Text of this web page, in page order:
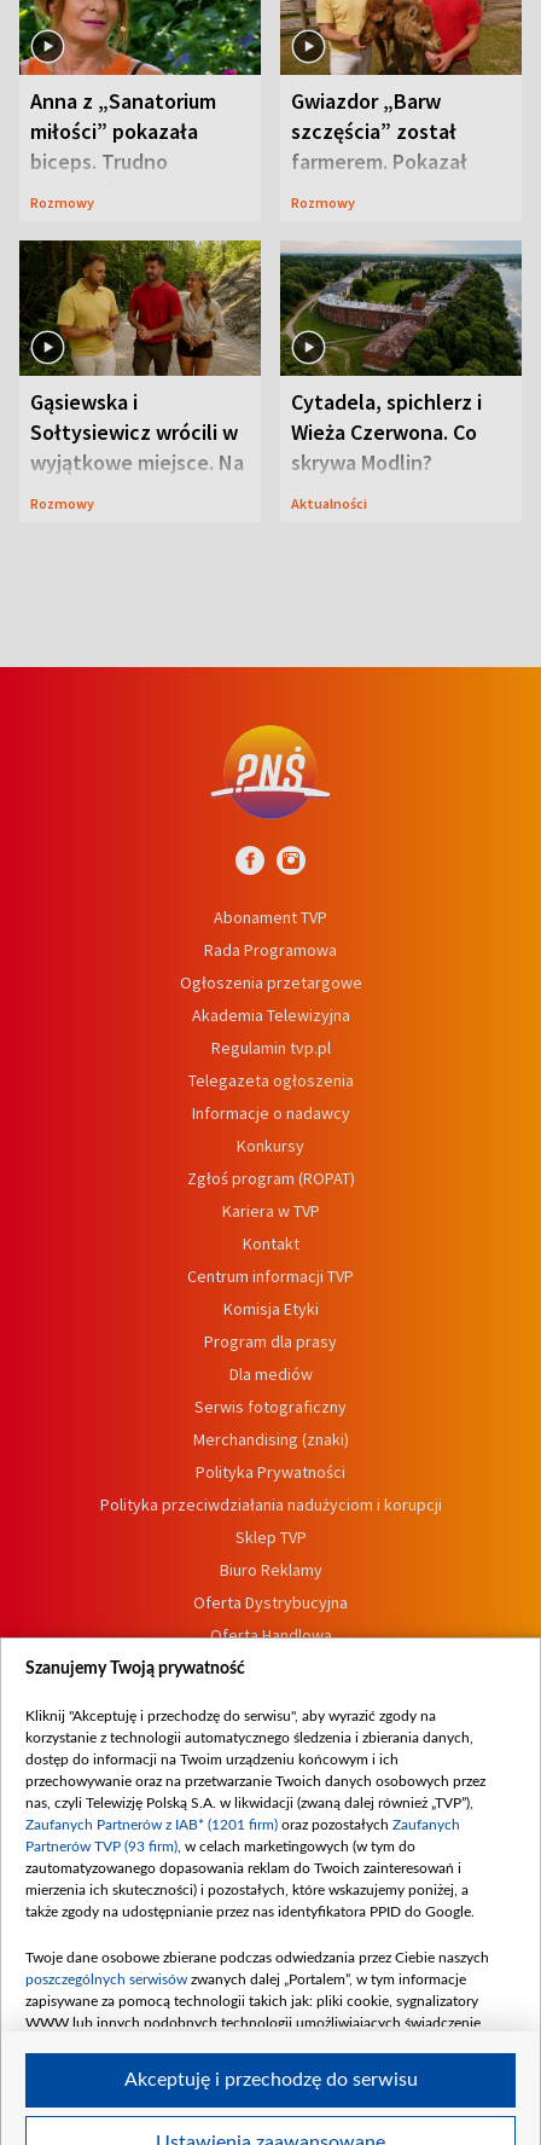
Anna z „Sanatorium
miłości” pokazała
biceps. Trudno
uwierzyć, co przeszła
Rozmowy
Gwiazdor „Barw
szczęścia” został
farmerem. Pokazał
swoje niezwykłe
Rozmowy
Gąsiewska i
Sołtysiewicz wrócili w
wyjątkowe miejsce. Na
szlaku czekał
Rozmowy
Cytadela, spichlerz i
Wieża Czerwona. Co
skrywa Modlin?
Aktualności
Abonament TVP
Rada Programowa
Ogłoszenia przetargowe
Akademia Telewizyjna
Regulamin tvp.pl
Telegazeta ogłoszenia
Informacje o nadawcy
Konkursy
Zgłoś program (ROPAT)
Kariera w TVP
Kontakt
Centrum informacji TVP
Komisja Etyki
Program dla prasy
Dla mediów
Serwis fotograficzny
Merchandising (znaki)
Polityka Prywatności
Polityka przeciwdziałania nadużyciom i korupcji
Sklep TVP
Biuro Reklamy
Oferta Dystrybucyjna
Oferta Handlowa
Dostępność
Procedura zgłoszeń wewnętrznych
Szanujemy Twoją prywatność
Kliknij "Akceptuję i przechodzę do serwisu", aby wyrazić zgody na
korzystanie z technologii automatycznego śledzenia i zbierania danych,
dostęp do informacji na Twoim urządzeniu końcowym i ich
przechowywanie oraz na przetwarzanie Twoich danych osobowych przez
nas, czyli Telewizję Polską S.A. w likwidacji (zwaną dalej również „TVP”),
Zaufanych Partnerów z IAB* (1201 firm) oraz pozostałych Zaufanych
Partnerów TVP (93 firm) , w celach marketingowych (w tym do
zautomatyzowanego dopasowania reklam do Twoich zainteresowań i
mierzenia ich skuteczności) i pozostałych, które wskazujemy poniżej, a
także zgody na udostępnianie przez nas identyfikatora PPID do Google.
Twoje dane osobowe zbierane podczas odwiedzania przez Ciebie naszych
poszczególnych serwisów zwanych dalej „Portalem”, w tym informacje
zapisywane za pomocą technologii takich jak: pliki cookie, sygnalizatory
WWW lub innych podobnych technologii umożliwiających świadczenie
Twoje dane osobowe zbierane podczas odwiedzania przez Ciebie
Akceptuję i przechodzę do serwisu